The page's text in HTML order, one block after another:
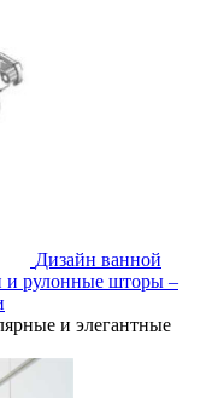
Дизайн ванной
и рулонные шторы –
и элегантные